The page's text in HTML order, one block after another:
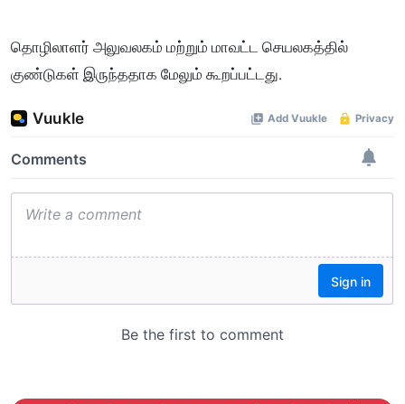
தொழிலாளர் அலுவலகம் மற்றும் மாவட்ட செயலகத்தில்
குண்டுகள் இருந்ததாக மேலும் கூறப்பட்டது.